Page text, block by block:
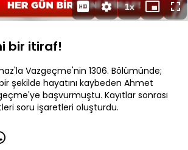
1xOynatma
Hızı
Mini
oynatıcı
bir itiraf!
Vazgeçme'nin 1306. Bölümünde;
şekilde hayatını kaybeden Ahmet
başvurmuştu. Kayıtlar sonrası
soru işaretleri oluşturdu.